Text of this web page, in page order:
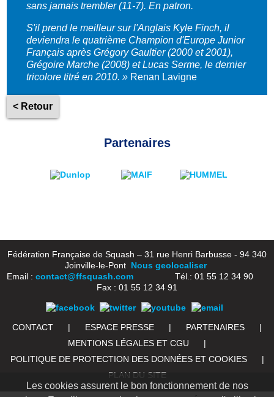
sans jamais trembler (11-7). En patron.
S'il prend le meilleur sur l'Anglais Kyle Finch, il
deviendra le quatrième Champion d'Europe Junior
Français après Grégory Gaultier (2000 et 2001),
Grégoire Marche (2008) et Lucas Serme, le dernier
tricolore titré en 2010. » Renan Lavigne
< Retour
Partenaires
Fédération Française de Squash – 31 rue Henri Barbusse - 94 340
Joinville-le-Pont Nous geolocaliser
Email : contact@ffsquash.comTél.: 01 55 12 34 90
Fax : 01 55 12 34 91
CONTACT | ESPACE PRESSE | PARTENAIRES
|
MENTIONS LÉGALES ET CGU
|
POLITIQUE DE PROTECTION DES DONNÉES ET COOKIES
|
PLAN DU SITE
Les cookies assurent le bon fonctionnement de nos